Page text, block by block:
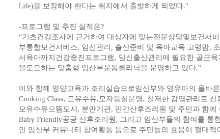
Life)을 보장해야 한다는 취지에서 출발하게 되었다."
-프로그램 및 추진 실적은?
“기초건강조사에 근거하여 대상자에 맞는전문상담및보건서
부통합보건서비스, 임신관리, 출산준비 및 육아교육 고령맘,
서육아까지건강증진프로그램, 임신출산관리에 필요한 골근
을도모하는 맞춤형 임산부운동클리닉을 운영하고 있다.”
이와 함께 영양교육과 조리실습으로임산부와 영유아의 올바
Cooking Class, 모유수유,모자동실운영, 철저한 감염관리로
모유수유으뜸도시, 분만기관, 민간산후조리원 및 주민과 함께
Baby Friendly공공 산후조리원, 그리고 임산부들의 참여를 통
인 임산부 커뮤니티 참여활동 등으로 주민들의 호응이 절대적